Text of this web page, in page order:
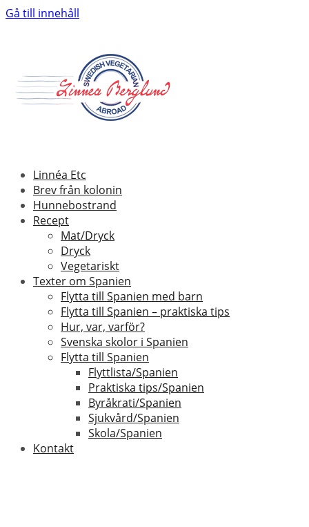
Gå till innehåll
Linnéa Etc
Brev från kolonin
Hunnebostrand
Recept
Mat/Dryck
Dryck
Vegetariskt
Texter om Spanien
Flytta till Spanien med barn
Flytta till Spanien – praktiska tips
Hur, var, varför?
Svenska skolor i Spanien
Flytta till Spanien
Flyttlista/Spanien
Praktiska tips/Spanien
Byråkrati/Spanien
Sjukvård/Spanien
Skola/Spanien
Kontakt